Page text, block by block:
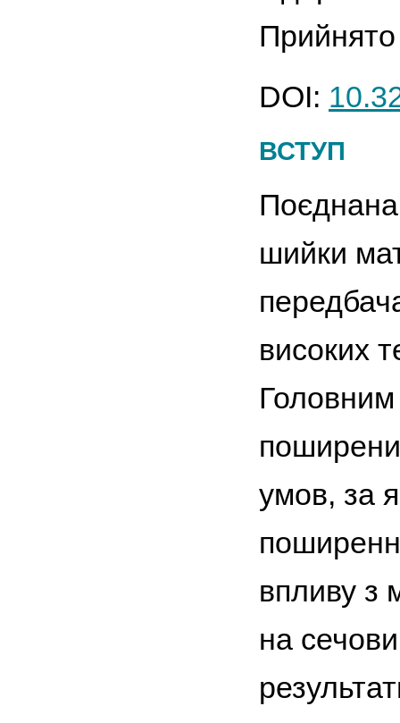
DOI:
ВСТУП
Поєднана
шийки
високих
Головним
умов, за
впливу з
на